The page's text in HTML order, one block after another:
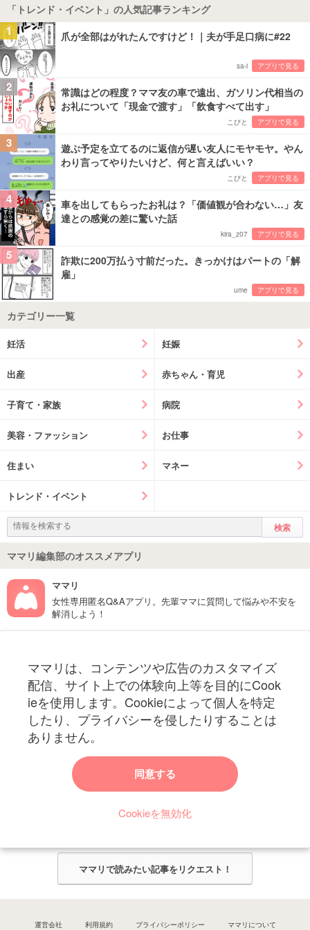
「トレンド・イベント」の人気記事ランキング
1 爪が全部はがれたんですけど！｜夫が手足口病に#22
sa-i アプリで見る
2
常識はどの程度？ママ友の車で遠出、ガソリン代相当の
お礼について「現金で渡す」「飲食すべて出す」
こびと アプリで見る
3
遊ぶ予定を立てるのに返信が遅い友人にモヤモヤ。やん
わり言ってやりたいけど、何と言えばいい？
こびと アプリで見る
4
車を出してもらったお礼は？「価値観が合わない…」友
達との感覚の差に驚いた話
kira_z07 アプリで見る
5
詐欺に200万払う寸前だった。きっかけはパートの「解
雇」
ume アプリで見る
カテゴリー一覧
妊活 妊娠
出産 赤ちゃん・育児
子育て・家族 病院
美容・ファッション お仕事
住まい マネー
トレンド・イベント
ママリ編集部のオススメアプリ
ママリ
女性専用匿名Q&Aアプリ。先輩ママに質問して悩みや不安を
解消しよう！
ママリは、コンテンツや広告のカスタマイズ
配信、サイト上での体験向上等を目的にCook
ieを使用します。Cookieによって個人を特定
したり、プライバシーを侵したりすることは
ありません。
同意する
Cookieを無効化
妊娠〜子育て中のお役立ち情報を配信中
ママリからのお知らせ
ママリ編集部がみなさんのご意見をもとに記事を作成させていただきま
ママリで読みたい記事をリクエスト！
運営会社 利用規約 プライバシーポリシー ママリについて